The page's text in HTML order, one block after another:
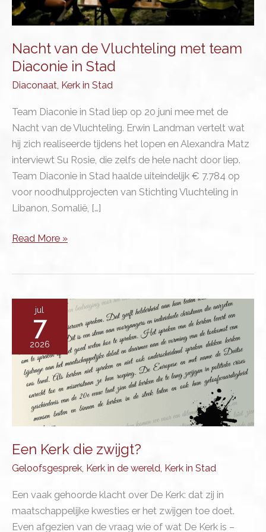
Nacht van de Vluchteling met team
Diaconie in Stad
Diaconaat, Kerk in Stad
Team Diaconie in Stad liep op 20 juni mee met de
Nacht van de Vluchteling. Erwin Landman vertelt wat
hij zich realiseerde tijdens het lopen en Alexandra Matz
interviewt Su Rosie, die zelfs de hele nacht door liep.
Team Diaconie in Stad haalde uiteindelijk € 7.784 op
voor noodhulpprojecten van Stichting Vluchteling in
Libanon, Somalië, […]
Nacht
met
team
Diaconie
Stad
Read More »
jul
7
2026
Een Kerk die zwijgt?
Geloofsgesprek, Kerk in de wereld, Kerk in Stad
Een vaak gehoorde klacht over De Kerk: dat zij in
maatschappelijke kwesties er het zwijgen toe doet.
Even afgezien van de vraag wie of wat De Kerk is –